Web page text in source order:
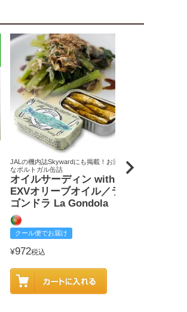
JALの機内誌Skywardにも掲載！お洒落
なポルトガル缶詰
オイルサーディン with
EXVオリーブオイル／ラ
ゴンドラ La Gondola
クール便でお届け
¥972税込